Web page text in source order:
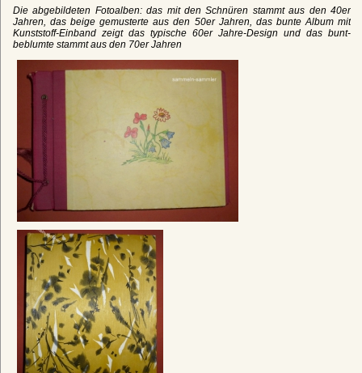
Die abgebildeten Fotoalben: das mit den Schnüren stammt aus den 40er
Jahren, das beige gemusterte aus den 50er Jahren, das bunte Album mit
Kunststoff-Einband zeigt das typische 60er Jahre-Design und das bunt-
beblumte stammt aus den 70er Jahren